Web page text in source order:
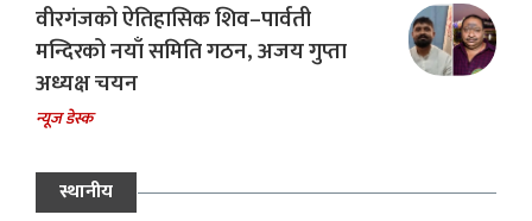
वीरगंजको ऐतिहासिक शिव–पार्वती
मन्दिरको नयाँ समिति गठन, अजय गुप्ता
अध्यक्ष चयन
न्यूज डेस्क
स्थानीय